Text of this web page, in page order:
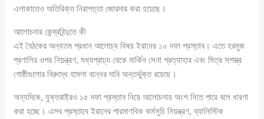
এলাকাতেও অতিরিক্ত নিরাপত্তা জোরদার করা হয়েছে।
আলোচনার কেন্দ্রবিন্দুতে কী
এই বৈঠকের অন্যতম প্রধান আলোচ্য বিষয় ইরানের ১০ দফা প্রস্তাব। এতে হরমুজ
প্রণালির ওপর নিয়ন্ত্রণ, মধ্যপ্রাচ্য থেকে মার্কিন সেনা প্রত্যাহার এবং মিত্র সশস্ত্র
গোষ্ঠীগুলোর বিরুদ্ধে হামলা বন্ধের দাবি অন্তর্ভুক্ত রয়েছে।
অন্যদিকে, যুক্তরাষ্ট্রও ১৫ দফা প্রস্তাব নিয়ে আলোচনায় অংশ নিতে পারে বলে ধারণা
করা হচ্ছে। এসব প্রস্তাবে ইরানের পারমাণবিক কর্মসূচি নিয়ন্ত্রণ, ব্যালিস্টিক